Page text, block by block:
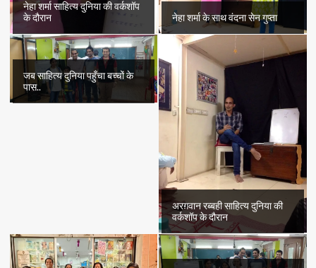
नेहा शर्मा साहित्य दुनिया की वर्कशॉप
के दौरान
नेहा शर्मा के साथ वंदना सेन गुप्ता
जब साहित्य दुनिया पहुँचा बच्चों के
पास..
अरग़वान रब्बही साहित्य दुनिया की
वर्कशॉप के दौरान